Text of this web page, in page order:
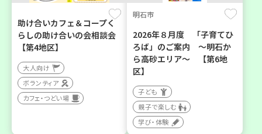
助け合いカフェ＆コープく
らしの助け合いの会相談会
【第4地区】
大人向け
ボランティア
カフェ・つどい場
明石市
2026年８月度 「子育てひ
ろば」のご案内 ～明石か
ら高砂エリア～ 【第6地
区】
子ども
親子で楽しむ
学び・体験